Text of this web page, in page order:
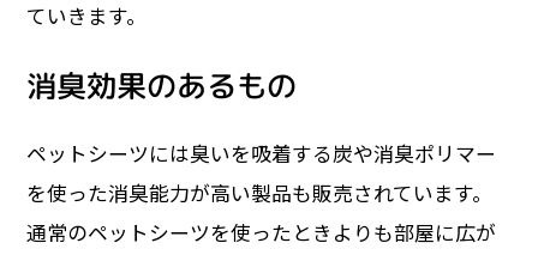
ていきます。
消臭効果のあるもの
ペットシーツには臭いを吸着する炭や消臭ポリマー
を使った消臭能力が高い製品も販売されています。
通常のペットシーツを使ったときよりも部屋に広が